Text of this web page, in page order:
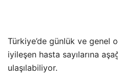
Türkiye’de günlük ve genel
iyileşen hasta sayılarına
ulaşılabiliyor.